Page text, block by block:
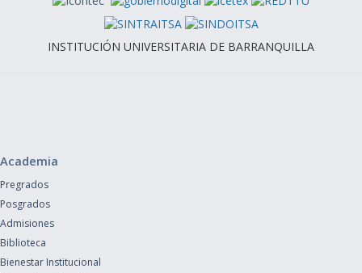
INSTITUCIÓN UNIVERSITARIA DE BARRANQUILLA
Academia
Pregrados
Posgrados
Admisiones
Biblioteca
Bienestar Institucional